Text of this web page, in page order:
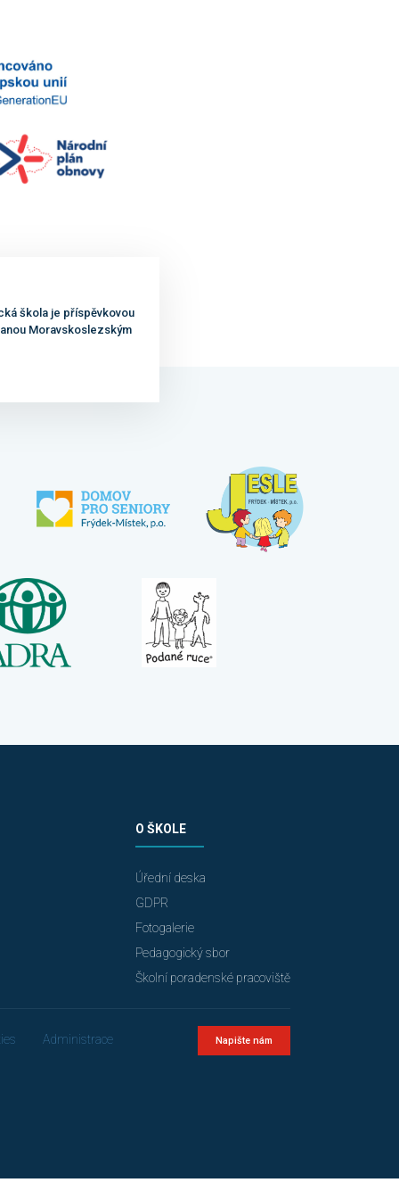
škola je příspěvkovou
Moravskoslezským
O ŠKOLE
Úřední deska
GDPR
Fotogalerie
Pedagogický sbor
Školní poradenské pracoviště
Administrace Napište nám